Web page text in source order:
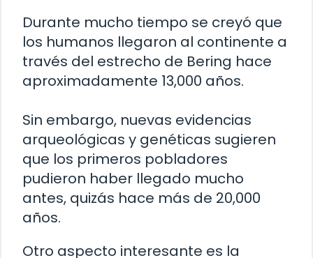
Durante mucho tiempo se creyó que
los humanos llegaron al continente a
través del estrecho de Bering hace
aproximadamente 13,000 años.
Sin embargo, nuevas evidencias
arqueológicas y genéticas sugieren
que los primeros pobladores
pudieron haber llegado mucho
antes, quizás hace más de 20,000
años.
Otro aspecto interesante es la